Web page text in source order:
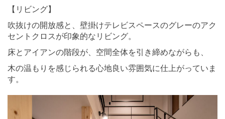
【リビング】
吹抜けの開放感と、壁掛けテレビスペースのグレーのアク
セントクロスが印象的なリビング。
床とアイアンの階段が、空間全体を引き締めながらも、
木の温もりを感じられる心地良い雰囲気に仕上がっていま
す。